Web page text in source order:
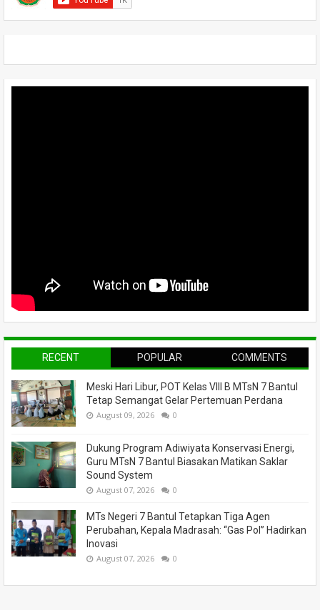
RECENT POPULAR COMMENTS
Meski Hari Libur, POT Kelas VIII B MTsN 7 Bantul
Tetap Semangat Gelar Pertemuan Perdana
August 09, 2026 0
Dukung Program Adiwiyata Konservasi Energi,
Guru MTsN 7 Bantul Biasakan Matikan Saklar
Sound System
August 07, 2026 0
MTs Negeri 7 Bantul Tetapkan Tiga Agen
Perubahan, Kepala Madrasah: “Gas Pol” Hadirkan
Inovasi
August 07, 2026 0